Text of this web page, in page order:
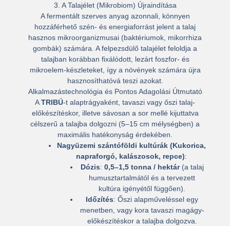
3. A Talajélet (Mikrobiom) Újraindítása
A fermentált szerves anyag azonnali, könnyen
hozzáférhető szén- és energiaforrást jelent a talaj
hasznos mikroorganizmusai (baktériumok, mikorrhiza
gombák) számára. A felpezsdülő talajélet feloldja a
talajban korábban fixálódott, lezárt foszfor- és
mikroelem-készleteket, így a növények számára újra
hasznosíthatóvá teszi azokat.
Alkalmazástechnológia és Pontos Adagolási Útmutató
ATRIBÚ-t alaptrágyaként, tavaszi vagy őszi talaj-
előkészítéskor, illetve sávosan a sor mellé kijuttatva
célszerű a talajba dolgozni (5–15 cm mélységben) a
maximális hatékonyság érdekében.
Nagyüzemi szántóföldi kultúrák (Kukorica,
napraforgó, kalászosok, repce):
Dózis: 0,5–1,5 tonna / hektár(a talaj
humusztartalmától és a tervezett
kultúra igényétől függően).
Időzítés: Őszi alapműveléssel egy
menetben, vagy kora tavaszi magágy-
előkészítéskor a talajba dolgozva.